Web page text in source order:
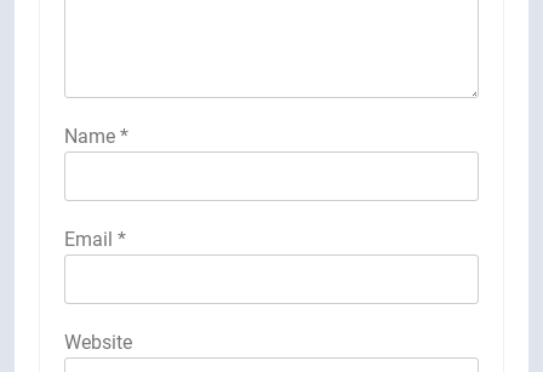
Name *
Email *
Website